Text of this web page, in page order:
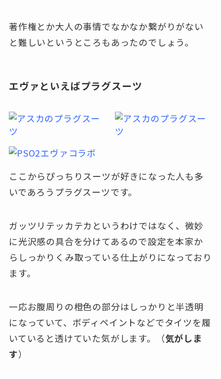
著作権とか大人の事情でなかなか繋がりがない
と難しいというところもあったのでしょう。
エヴァといえばプラグスーツ
ここからぴっちりスーツが好きになった人も多
いであろうプラグスーツです。
ガッツリテッカテカというわけではなく、微妙
に光沢感の具合を分けてあるので設定を本家か
らしっかりくみ取っている仕上がりになっており
ます。
一応お腹周りの橙色の部分はしっかりと半透明
になっていて、ボディペイントなどでタイツを履
いていると透けていた気がします。（気がしま
す）